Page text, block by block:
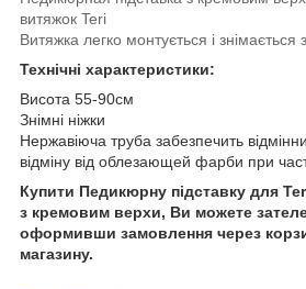
витяжок Teri
Витяжка легко монтується і знімається
Технічні характеристики:
Висота 55-90см
Знімні ніжки
Нержавіюча труба забезпечить
відміну від облезающей фарби при
Купити Педикюрну підставку для
з кремовим верхи, Ви можете
оформивши замовлення через
магазину.